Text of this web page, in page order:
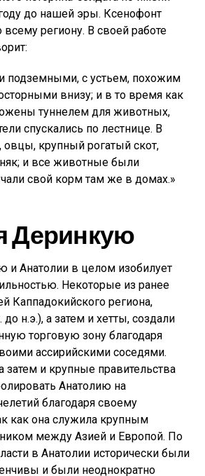
до нашей эры. Ксенофонт
региону. В своей работе
подземными, с устьем, похожим
внизу; и в то время как
туннелем для животных,
спускались по лестнице. В
крупный рогатый скот,
и все животные были
свой корм там же в домах.»
Деринкую
и Анатолии в целом изобилует
Некоторые из ранее
Каппадокийского региона,
до н.э.), а затем и хетты, создали
торговую зону благодаря
ассирийскими соседями.
затем и крупные правительства
Анатолию на
благодаря своему
как она служила крупным
между Азией и Европой. По
в Анатолии исторически были
и были неоднократно